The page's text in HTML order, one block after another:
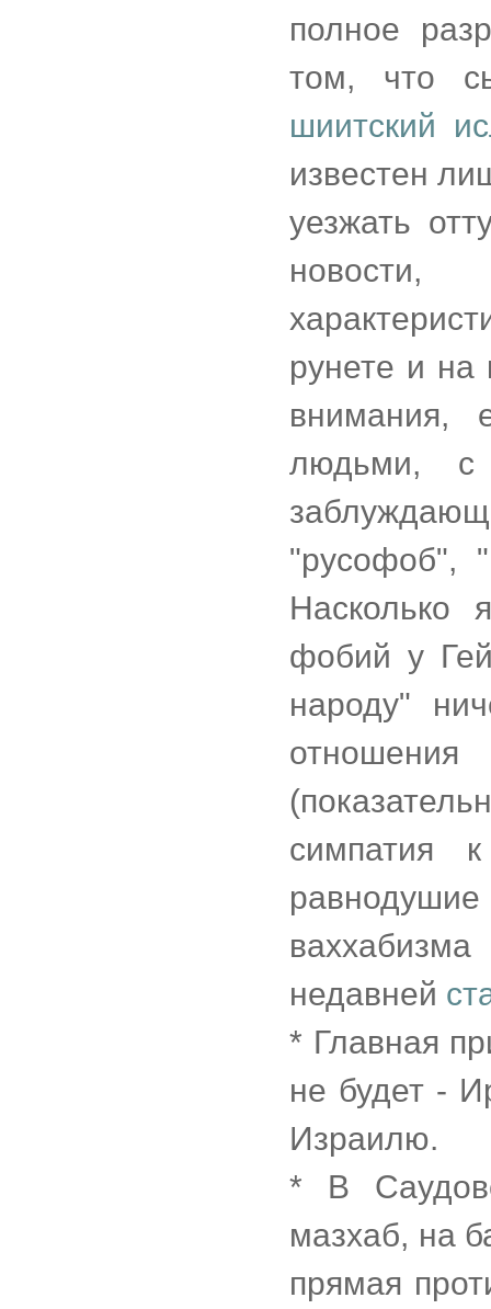
полное
том, что
шиитский
известен
уезжать
рунете и
внимания,
людьми, с
"русофоб",
Насколько
фобий у
народу"
симпатия
равнодушие
недавней
* Главная
не будет -
Израилю.
* В
мазхаб, на
прямая